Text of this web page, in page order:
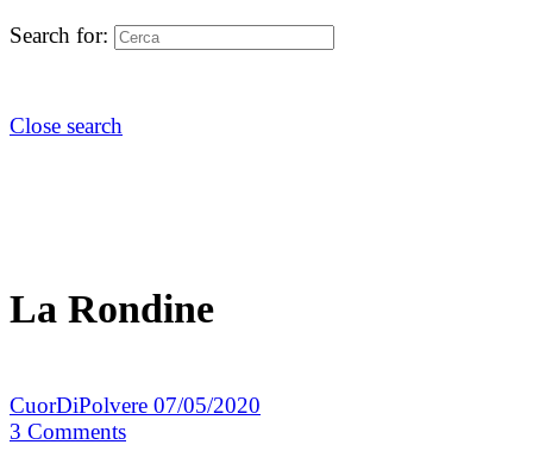
Search for:
Close search
La Rondine
CuorDiPolvere 07/05/2020
3 Comments